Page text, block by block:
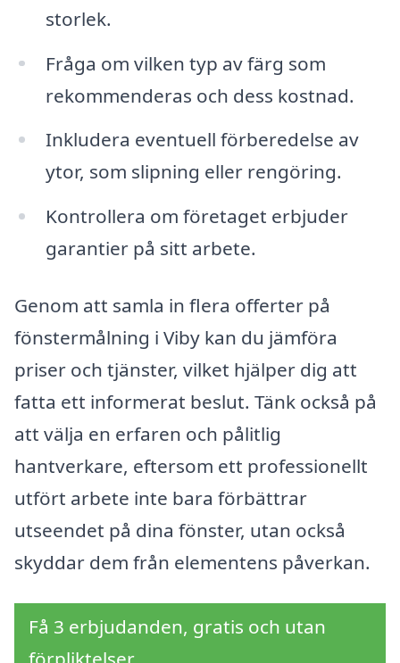
storlek.
Fråga om vilken typ av färg som
rekommenderas och dess kostnad.
Inkludera eventuell förberedelse av
ytor, som slipning eller rengöring.
Kontrollera om företaget erbjuder
garantier på sitt arbete.
Genom att samla in flera offerter på
fönstermålning i Viby kan du jämföra
priser och tjänster, vilket hjälper dig att
fatta ett informerat beslut. Tänk också på
att välja en erfaren och pålitlig
hantverkare, eftersom ett professionellt
utfört arbete inte bara förbättrar
utseendet på dina fönster, utan också
skyddar dem från elementens påverkan.
Få 3 erbjudanden, gratis och utan